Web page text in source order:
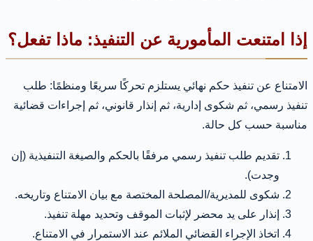
إذا امتنعت المأمورية عن التنفيذ: ماذا تفعل؟
الامتناع عن تنفيذ حكم نهائي يستلزم تحركًا سريعًا ومنظمًا: طلب
تنفيذ رسمي، ثم شكوى إدارية، ثم إنذار قانوني، ثم إجراءات قضائية
مناسبة حسب كل حالة.
تقديم طلب تنفيذ رسمي مرفقًا بالحكم والصيغة التنفيذية (إن
وجدت).
شكوى للمديرية/المصلحة المختصة مع بيان الامتناع وتاريخه.
إنذار على يد محضر لإثبات الموقف وتحديد مهلة تنفيذ.
اتخاذ الإجراء القضائي الملائم عند الاستمرار في الامتناع.